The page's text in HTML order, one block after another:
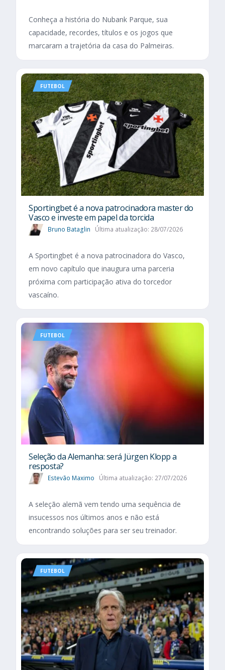
Conheça a história do Nubank Parque, sua
capacidade, recordes, títulos e os jogos que
marcaram a trajetória da casa do Palmeiras.
FUTEBOL
Sportingbet é a nova patrocinadora master do
Vasco e investe em papel da torcida
Bruno Bataglin Última atualização: 28/07/2026
A Sportingbet é a nova patrocinadora do Vasco,
em novo capítulo que inaugura uma parceria
próxima com participação ativa do torcedor
vascaíno.
FUTEBOL
Seleção da Alemanha: será Jürgen Klopp a
resposta?
Estevão Maximo Última atualização: 27/07/2026
A seleção alemã vem tendo uma sequência de
insucessos nos últimos anos e não está
encontrando soluções para ser seu treinador.
FUTEBOL